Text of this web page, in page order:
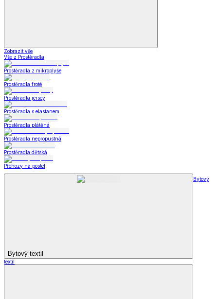
Zobrazit vše
Vše z Prostěradla
Prostěradla z mikroplyše
Prostěradla froté
Prostěradla jersey
Prostěradla s elastanem
Prostěradla plátěná
Prostěradla nepropustná
Prostěradla dětská
Přehozy na postel
Bytový textil
Bytový
textil